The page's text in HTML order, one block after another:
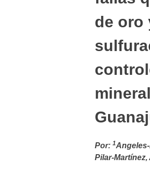
de oro
Por: 1
Pilar-Martínez,